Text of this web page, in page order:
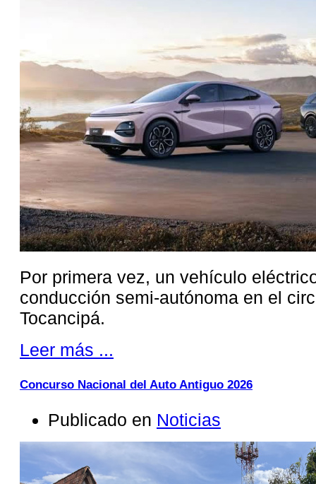
Por primera vez, un vehículo
conducción semi-autónoma en el
Tocancipá.
Leer más ...
Concurso Nacional del Auto Antiguo 2026
Publicado en Noticias